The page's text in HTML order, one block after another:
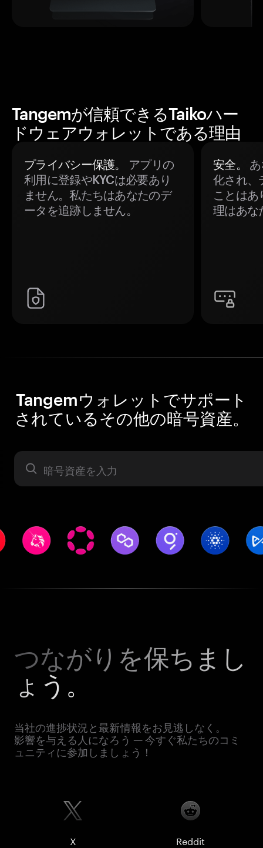
Tangemが信頼できるTaikoハー
ドウェアウォレットである理由
プライバシー保護。
アプリの
利用に登録やKYCは必要あり
ません。私たちはあなたのデ
ータを追跡しません。
安全。
化され、
ことはあ
理はあな
Tangemウォレットでサポート
されているその他の暗号資産。
暗号資産
つながりを保ちまし
ょう。
当社の進捗状況と最新情報をお見逃しなく。
影響を与える人になろう — 今すぐ私たちのコミ
ュニティに参加しましょう！
X Reddit